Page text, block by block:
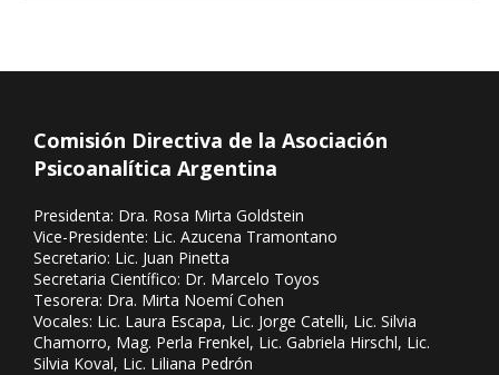
Comisión Directiva de la Asociación
Psicoanalítica Argentina
Presidenta: Dra. Rosa Mirta Goldstein
Vice-Presidente: Lic. Azucena Tramontano
Secretario: Lic. Juan Pinetta
Secretaria Científico: Dr. Marcelo Toyos
Tesorera: Dra. Mirta Noemí Cohen
Vocales: Lic. Laura Escapa, Lic. Jorge Catelli, Lic. Silvia
Chamorro, Mag. Perla Frenkel, Lic. Gabriela Hirschl, Lic.
Silvia Koval, Lic. Liliana Pedrón